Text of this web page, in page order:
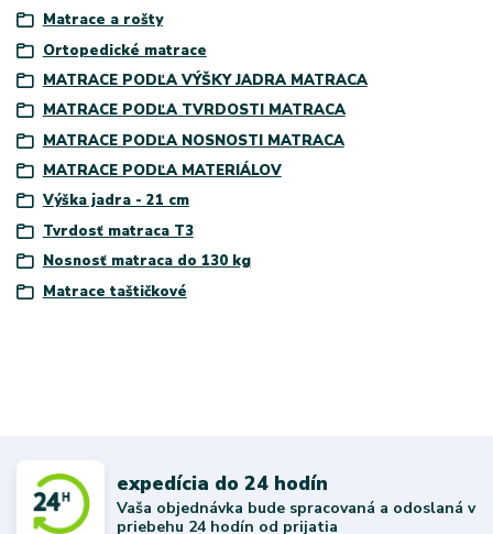
Matrace a rošty
Ortopedické matrace
MATRACE PODĽA VÝŠKY JADRA MATRACA
MATRACE PODĽA TVRDOSTI MATRACA
MATRACE PODĽA NOSNOSTI MATRACA
MATRACE PODĽA MATERIÁLOV
Výška jadra - 21 cm
Tvrdosť matraca T3
Nosnosť matraca do 130 kg
Matrace taštičkové
expedícia do 24 hodín
Vaša objednávka bude spracovaná a odoslaná v
priebehu 24 hodín od prijatia